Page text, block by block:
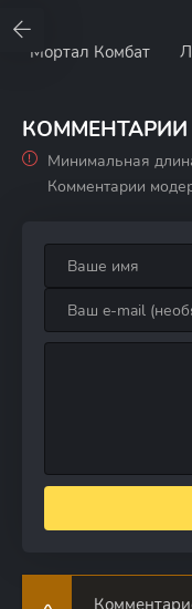
Мортал Комбат
КОММЕНТАРИИ
Минимальная
Комментарии